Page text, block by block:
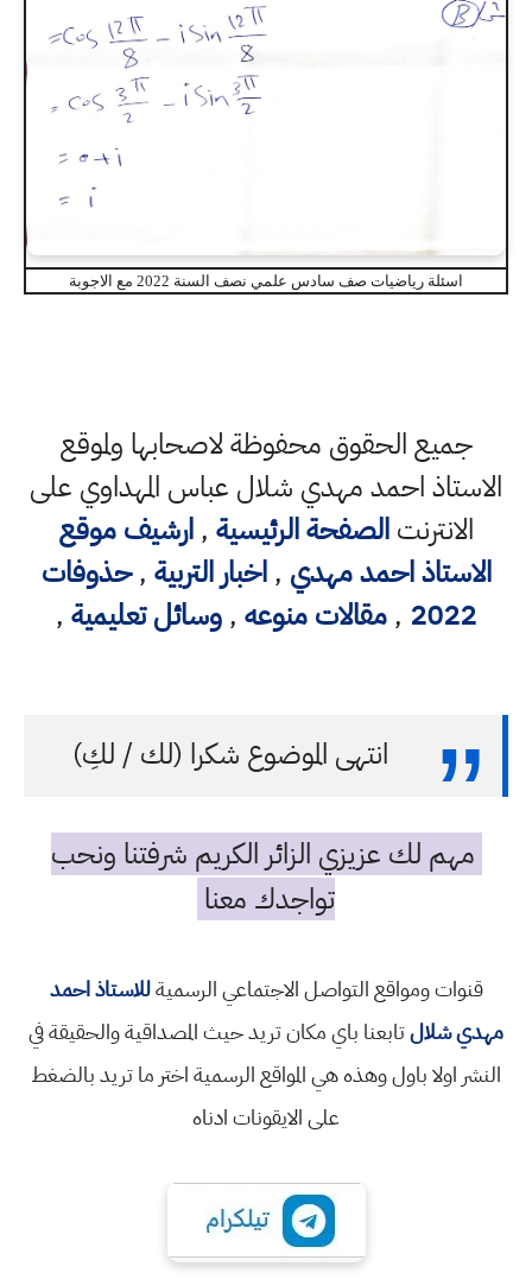
اسئلة رياضيات صف سادس علمي نصف السنة 2022 مع الاجوبة
جميع الحقوق محفوظة لاصحابها ولموقع
الاستاذ احمد مهدي شلال عباس المهداوي على
الانترنتالصفحة الرئيسية ,ارشيف موقع
الاستاذ احمد مهدي ,اخبار التربية ,حذوفات
2022
,مقالات منوعه ,وسائل تعليمية ,
انتهى الموضوع شكرا (لك / لكِ)
مهم لك عزيزي الزائر الكريم شرفتنا ونحب
تواجدك معنا
قنوات ومواقع التواصل الاجتماعي الرسميةللاستاذ احمد
مهدي شلالتابعنا باي مكان تريد حيث المصداقية والحقيقة في
النشر اولا باول وهذه هي المواقع الرسمية اختر ما تريد بالضغط
على الايقونات ادناه